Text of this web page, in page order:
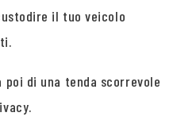
il tuo veicolo
di una tenda scorrevole